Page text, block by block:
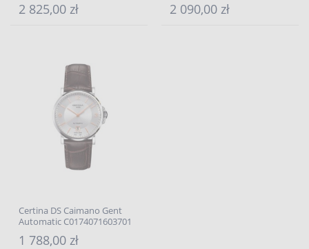
2 825,00 zł 2 090,00 zł
Certina DS Caimano Gent
Automatic C0174071603701
1 788,00 zł